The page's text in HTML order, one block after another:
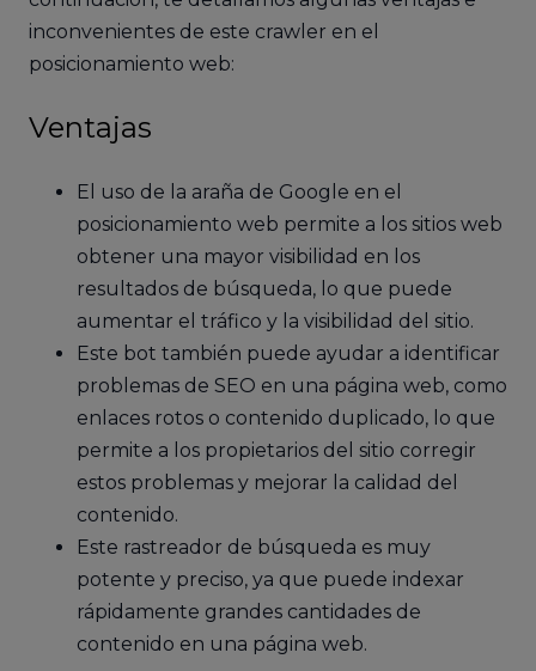
inconvenientes de este crawler en el
posicionamiento web:
Ventajas
El uso de la araña de Google en el
posicionamiento web permite a los sitios web
obtener una mayor visibilidad en los
resultados de búsqueda, lo que puede
aumentar el tráfico y la visibilidad del sitio.
Este bot también puede ayudar a identificar
problemas de SEO en una página web, como
enlaces rotos o contenido duplicado, lo que
permite a los propietarios del sitio corregir
estos problemas y mejorar la calidad del
contenido.
Este rastreador de búsqueda es muy
potente y preciso, ya que puede indexar
rápidamente grandes cantidades de
contenido en una página web.